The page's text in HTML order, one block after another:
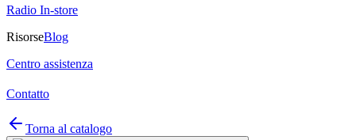
Radio In-store
RisorseBlog
Centro assistenza
Contatto
Torna al catalogo